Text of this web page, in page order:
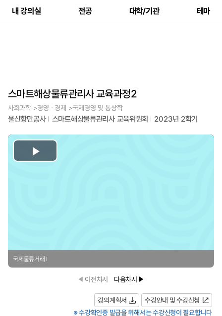
내 강의실 전공 대학/기관 테마
스마트해상물류관리사 교육과정2
사회과학 >경영ㆍ경제 >국제경영 및 통상학
울산항만공사 스마트해상물류관리사 교육위원회 2023년 2학기
Play
국제물류거래 Ⅰ
이전차시 다음차시
강의계획서
수강안내 및 수강신청
※ 수강확인증 발급을 위해서는 수강신청이 필요합니다